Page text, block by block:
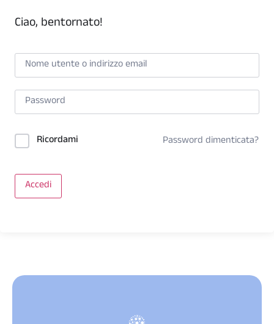
Ciao, bentornato!
Ricordami Password dimenticata?
Accedi